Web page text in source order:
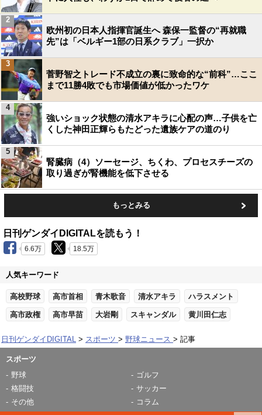
欧州初の日本人指揮官誕生へ 森保一監督の“再就職
先”は「ベルギー1部の日系クラブ」一択か
2
菅野智之トレード不成立の裏に致命的な“前科”…ここ
まで11勝4敗でも市場価値が低かったワケ
3
強いショック状態の清水アキラに心配の声…子供を亡
くした神田正輝らもたどった遺族ケアの道のり
4
腎臓病（4）ソーセージ、ちくわ、プロセスチーズの
取り過ぎが腎機能を低下させる
5
もっとみる
日刊ゲンダイDIGITALを読もう！
6.6万 18.5万
人気キーワード
高校野球 高市首相 青木歌音 清水アキラ ハラスメント
高市政権 高市早苗 大岩剛 スキャンダル 黄川田仁志
日刊ゲンダイDIGITAL スポーツ 野球ニュース 記事
スポーツ
野球
ゴルフ
格闘技
サッカー
その他
コラム